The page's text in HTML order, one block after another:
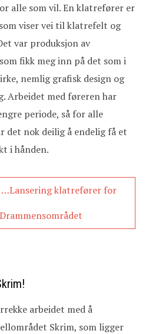
alle som vil. En klatrefører er
viser vei til klatrefelt og
var produksjon av
fikk meg inn på det som i
nemlig grafisk design og
Arbeidet med føreren har
periode, så for alle
det nok deilig å endelig få et
i hånden.
…Lansering klatrefører for
Drammensområdet
arbeidet med å
Skrim, som ligger